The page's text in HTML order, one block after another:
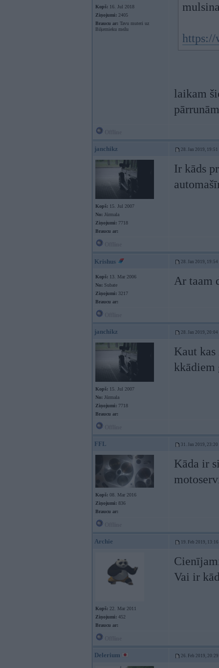
Kopš: 16. Jul 2018
Ziņojumi: 2405
Braucu ar: Tavu muteri uz
Biķernieku mežu
https://
laikam
janchikz 28. Jan 2019, 19:51
Kopš: 15. Jul 2007
No: Jūrmala
Ziņojumi: 7718
Braucu ar:
Ir kāds
Krishus 28. Jan 2019, 19:54
Kopš: 13. Mar 2006
No: Subate
Ziņojumi: 3217
Braucu ar:
Ar taam
janchikz 28. Jan 2019, 20:04
Kopš: 15. Jul 2007
No: Jūrmala
Ziņojumi: 7718
Braucu ar:
Kaut kas
kkādiem
FFL 31. Jan 2019, 23:20
Kopš: 08. Mar 2016
Ziņojumi: 836
Braucu ar:
Kāda ir
Archie 19. Feb 2019, 13:16
Kopš: 22. Mar 2011
Ziņojumi: 452
Braucu ar:
Vai ir
Delerium 26. Feb 2019, 20:29